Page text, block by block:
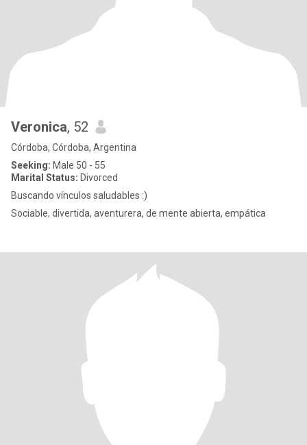
Veronica, 52
Córdoba, Córdoba, Argentina
Seeking: Male 50 - 55
Marital Status: Divorced
Buscando vínculos saludables :)
Sociable, divertida, aventurera, de mente abierta, empática